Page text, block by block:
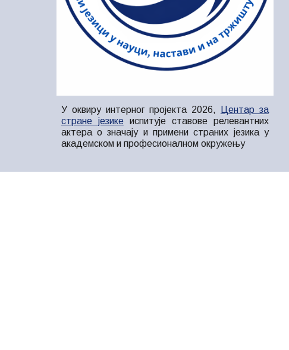
У оквиру интерног пројекта 2026,
Центар за
стране језикеиспитује ставове релевантних
актера о значају и примени страних језика у
академском и професионалном окружењу